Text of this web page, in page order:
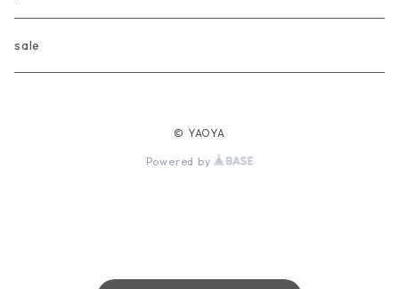
CIENTA
one piece
〜80cm
〜3000円
sale
© YAOYA
Powered by